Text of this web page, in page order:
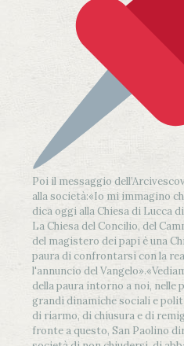
Poi il messaggio
alla società:«Io mi immagino
dica oggi alla Chiesa di Lucca
La Chiesa del Concilio, del
del magistero dei papi è una
paura di confrontarsi con la
l'annuncio del Vangelo».
della paura intorno a noi, nelle
grandi dinamiche sociali e
di riarmo, di chiusura e di
fronte a questo, San Paolino